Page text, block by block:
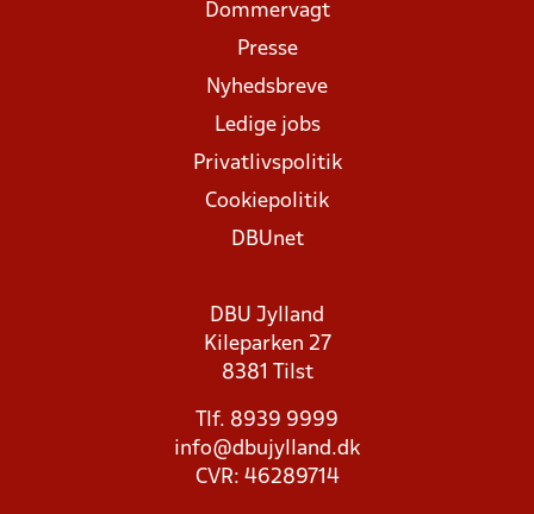
Dommervagt
Presse
Nyhedsbreve
Ledige jobs
Privatlivspolitik
Cookiepolitik
DBUnet
DBU Jylland
Kileparken 27
8381 Tilst
Tlf. 8939 9999
info@dbujylland.dk
CVR: 46289714